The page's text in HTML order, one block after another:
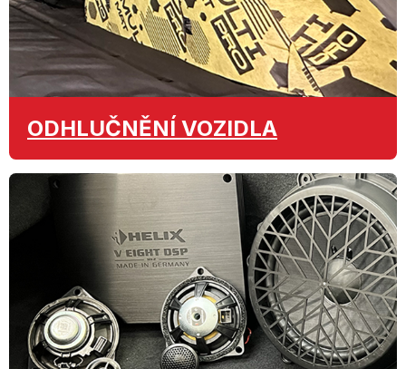
ODHLUČNĚNÍ VOZIDLA